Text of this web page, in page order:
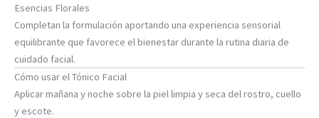
Esencias Florales
Completan la formulación aportando una experiencia sensorial
equilibrante que favorece el bienestar durante la rutina diaria de
cuidado facial.
Cómo usar el Tónico Facial
Aplicar mañana y noche sobre la piel limpia y seca del rostro, cuello
y escote.